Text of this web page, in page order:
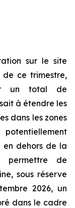
sur le site
ce trimestre,
un total de
à étendre les
dans les zones
en dehors de la
permettre de
sous réserve
2026, un
dans le cadre